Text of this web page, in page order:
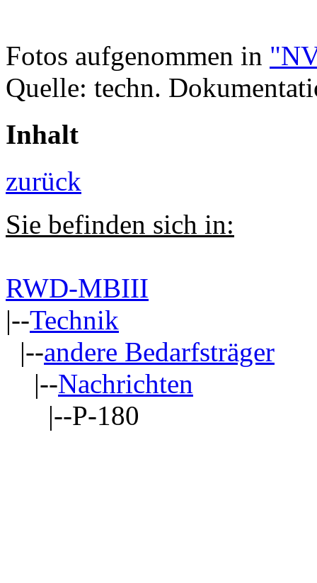
Fotos aufgenommen in
Quelle: techn.
Inhalt
zurück
Sie befinden sich in:
RWD-MBIII
|--Technik
|--andere Bedarfsträger
|--Nachrichten
|--P-180